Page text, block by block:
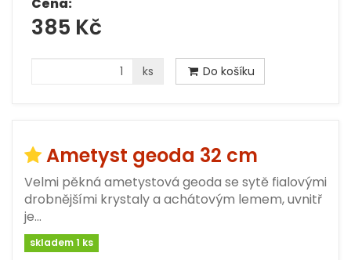
385 Kč
ks Do košíku
Ametyst geoda 32 cm
Velmi pěkná ametystová geoda se sytě fialovými
drobnějšími krystaly a achátovým lemem, uvnitř
je…
skladem 1 ks